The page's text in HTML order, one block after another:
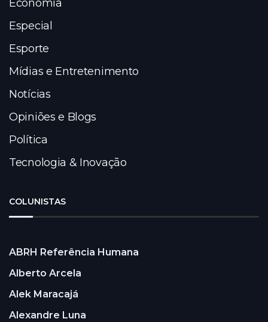
Economia
Especial
Esporte
Mídias e Entretenimento
Notícias
Opiniões e Blogs
Política
Tecnologia & Inovação
COLUNISTAS
ABRH Referência Humana
Alberto Arcela
Alek Maracajá
Alexandre Luna